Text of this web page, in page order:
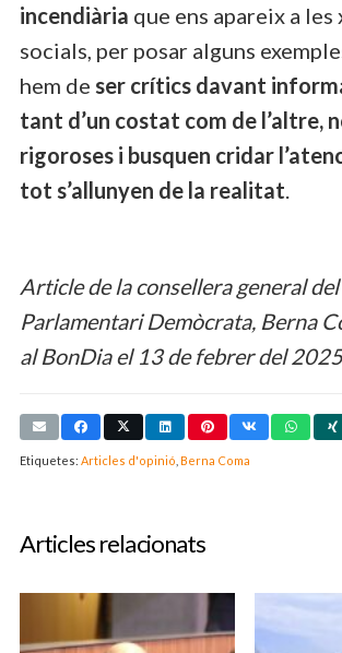
incendiària que ens apareix a les
socials, per posar alguns
hem de ser crítics davant
tant d’un costat com de l’altre,
rigoroses i busquen cridar
tot s’allunyen de la realitat.
Article de la consellera general
Parlamentari Demòcrata, Berna
al BonDia el 13 de febrer del
Etiquetes: Articles d'opinió Berna Coma
Articles relacionats